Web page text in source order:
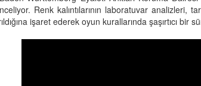
Renk kalıntılarının laboratuvar analizleri,
işaret ederek oyun kurallarında şaşırtıcı bir